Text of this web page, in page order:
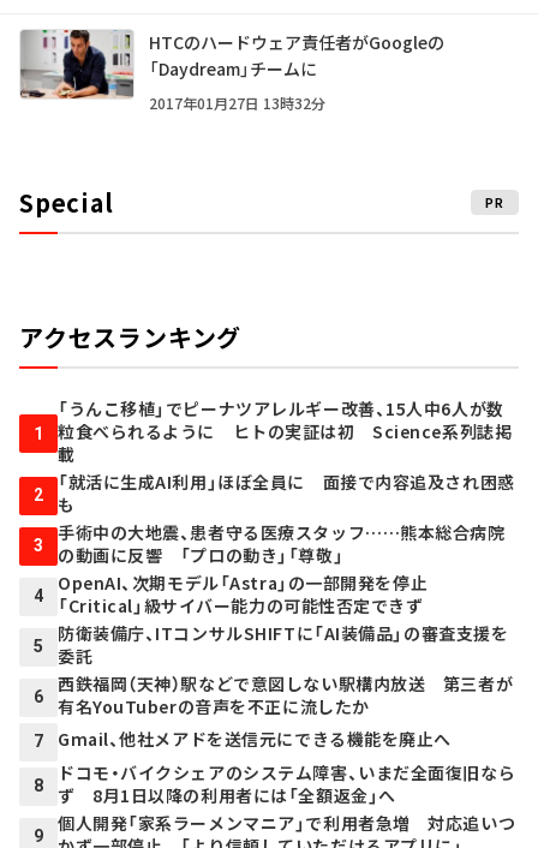
HTCのハードウェア責任者がGoogleの
「Daydream」チームに
2017年01月27日 13時32分
Special PR
アクセスランキング
1
「うんこ移植」でピーナツアレルギー改善、15人中6人が数
粒食べられるように ヒトの実証は初 Science系列誌掲
載
2
「就活に生成AI利用」ほぼ全員に 面接で内容追及され困惑
も
3
手術中の大地震、患者守る医療スタッフ……熊本総合病院
の動画に反響 「プロの動き」「尊敬」
4
OpenAI、次期モデル「Astra」の一部開発を停止
「Critical」級サイバー能力の可能性否定できず
5
防衛装備庁、ITコンサルSHIFTに「AI装備品」の審査支援を
委託
6
西鉄福岡（天神）駅などで意図しない駅構内放送 第三者が
有名YouTuberの音声を不正に流したか
7 Gmail、他社メアドを送信元にできる機能を廃止へ
8
ドコモ・バイクシェアのシステム障害、いまだ全面復旧なら
ず 8月1日以降の利用者には「全額返金」へ
9
個人開発「家系ラーメンマニア」で利用者急増 対応追いつ